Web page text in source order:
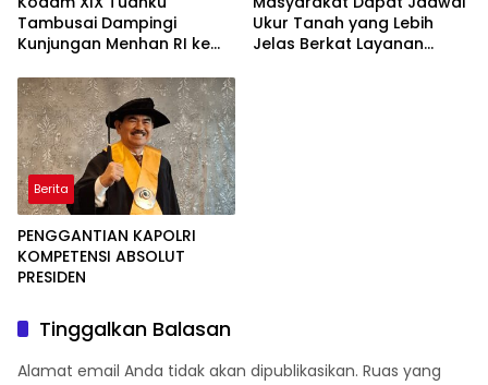
Tambusai Dampingi
Kunjungan Menhan RI ke
Perkuat Pembangunan
Satuan
Ukur Tanah yang Lebih
Jelas Berkat Layanan
Berita
PENGGANTIAN KAPOLRI
KOMPETENSI ABSOLUT
PRESIDEN
Tinggalkan Balasan
Alamat email Anda tidak akan dipublikasikan. Ruas yang